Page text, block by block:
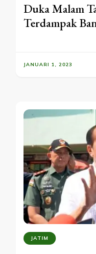
Duka Malam
Terdampak
JANUARI 1, 2023
JATIM